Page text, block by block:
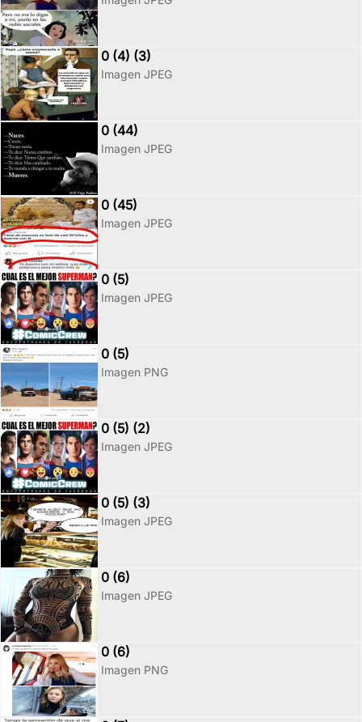
0 (4) (3)
Imagen JPEG
0 (44)
Imagen JPEG
0 (45)
Imagen JPEG
0 (5)
Imagen JPEG
0 (5)
Imagen PNG
0 (5) (2)
Imagen JPEG
0 (5) (3)
Imagen JPEG
0 (6)
Imagen JPEG
0 (6)
Imagen PNG